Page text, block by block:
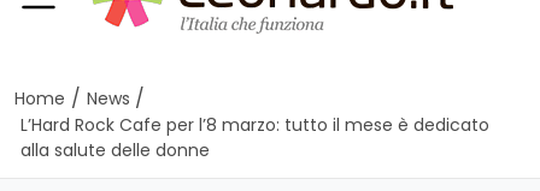
Home / News /
L’Hard Rock Cafe per l’8 marzo: tutto il mese è dedicato
alla salute delle donne